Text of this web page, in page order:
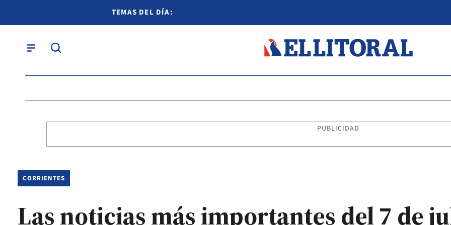
TEMAS DEL DÍA:
PUBLICIDAD
CORRIENTES
Las noticias más importantes del 7 de